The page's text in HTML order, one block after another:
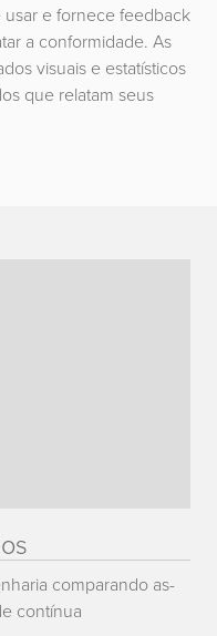
e fornece feedback
a conformidade. As
visuais e estatísticos
que relatam seus
comparando as-
contínua